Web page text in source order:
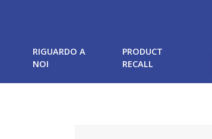
RIGUARDO A
NOI
PRODUCT
RECALL